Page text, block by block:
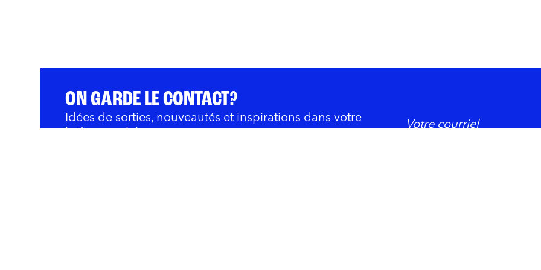
ON GARDE LE CONTACT?
Idées de sorties, nouveautés et inspirations dans votre
boîte courriel.